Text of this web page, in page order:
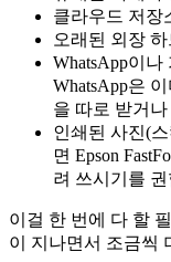
클라우드 저장
오래된 외장
WhatsApp이
WhatsApp은
을 따로 받거
인쇄된 사진(
면 Epson
려 쓰시기를
이걸 한 번에 다 할
이 지나면서 조금씩